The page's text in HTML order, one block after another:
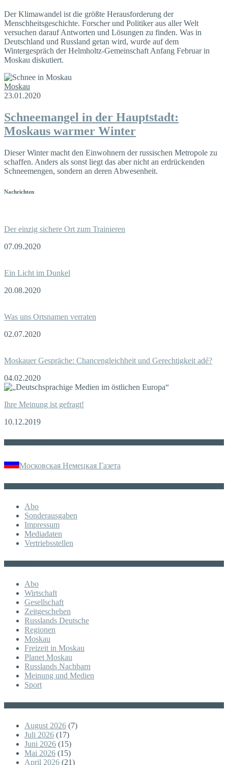
Der Klimawandel ist die größte Herausforderung der
Menschheitsgeschichte. Forscher und Politiker aus aller Welt
versuchen darauf Antworten und Lösungen zu finden. Was in
Deutschland und Russland getan wird, wurde auf dem
Wintergespräch der Helmholtz-Gemeinschaft Anfang Februar in
Moskau diskutiert.
Moskau
23.01.2020
Schneemangel in der Hauptstadt:
Moskaus warmer Winter
Dieser Winter macht den Einwohnern der russischen Metropole zu
schaffen. Anders als sonst liegt das aber nicht an erdrückenden
Schneemengen, sondern an deren Abwesenheit.
Nachrichten
Der einzig sichere Ort zum Trainieren
07.09.2020
Ein Licht im Dunkel
20.08.2020
Was uns Ortsnamen verraten
02.07.2020
Moskauer Gespräche: Chancengleichheit und Gerechtigkeit adé?
04.02.2020
Ihre Meinung ist gefragt!
10.12.2019
Московская Немецкая Газета
Abo
Sonderausgaben
Impressum
Mediadaten
Vertriebsstellen
Abo
Wirtschaft
Gesellschaft
Zeitgeschehen
Russlands Deutsche
Regionen
Moskau
Freizeit in Moskau
Planet Moskau
Russlands Nachbarn
Meinung und Medien
Sport
August 2026 (7)
Juli 2026 (17)
Juni 2026 (15)
Mai 2026 (15)
April 2026 (21)